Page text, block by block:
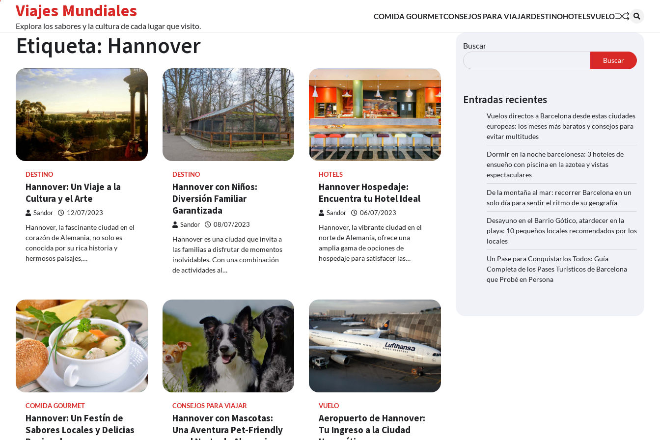
content
Viajes Mundiales
Explora los sabores y la cultura de cada lugar que visito.
COMIDA GOURMETCONSEJOS PARA VIAJARDESTINOHOTELSVUELO
Etiqueta: Hannover
DESTINO
Hannover: Un Viaje a la
Cultura y el Arte
Sandor 12/07/2023
Hannover, la fascinante ciudad en el
corazón de Alemania, no solo es
conocida por su rica historia y
hermosos paisajes,…
DESTINO
Hannover con Niños:
Diversión Familiar
Garantizada
Sandor 08/07/2023
Hannover es una ciudad que invita a
las familias a disfrutar de momentos
inolvidables. Con una combinación
de actividades al…
HOTELS
Hannover Hospedaje:
Encuentra tu Hotel Ideal
Sandor 06/07/2023
Hannover, la vibrante ciudad en el
norte de Alemania, ofrece una
amplia gama de opciones de
hospedaje para satisfacer las…
COMIDA GOURMET
Hannover: Un Festín de
Sabores Locales y Delicias
CONSEJOS PARA VIAJAR
Hannover con Mascotas:
Una Aventura Pet-Friendly
VUELO
Aeropuerto de Hannover:
Tu Ingreso a la Ciudad
Buscar
Buscar
Entradas recientes
Vuelos directos a Barcelona desde estas ciudades
europeas: los meses más baratos y consejos para
evitar multitudes
Dormir en la noche barcelonesa: 3 hoteles de
ensueño con piscina en la azotea y vistas
espectaculares
De la montaña al mar: recorrer Barcelona en un
solo día para sentir el ritmo de su geografía
Desayuno en el Barrio Gótico, atardecer en la
playa: 10 pequeños locales recomendados por los
locales
Un Pase para Conquistarlos Todos: Guía
Completa de los Pases Turísticos de Barcelona
que Probé en Persona